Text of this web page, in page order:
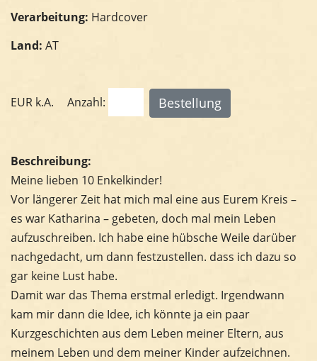
Verarbeitung: Hardcover
Land: AT
EUR k.A. Anzahl:
Beschreibung:
Meine lieben 10 Enkelkinder!
Vor längerer Zeit hat mich mal eine aus Eurem Kreis –
es war Katharina – gebeten, doch mal mein Leben
aufzuschreiben. Ich habe eine hübsche Weile darüber
nachgedacht, um dann festzustellen. dass ich dazu so
gar keine Lust habe.
Damit war das Thema erstmal erledigt. Irgendwann
kam mir dann die Idee, ich könnte ja ein paar
Kurzgeschichten aus dem Leben meiner Eltern, aus
meinem Leben und dem meiner Kinder aufzeichnen.